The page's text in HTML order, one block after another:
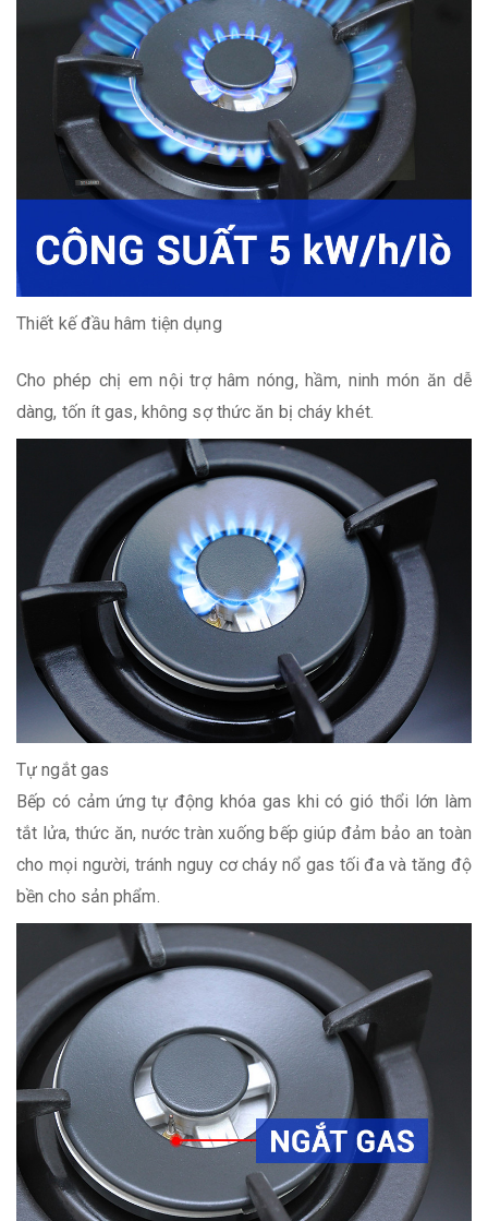
Thiết kế đầu hâm tiện dụng
Cho phép chị em nội trợ hâm nóng, hầm, ninh món ăn dễ
dàng, tốn ít gas, không sợ thức ăn bị cháy khét.
Tự ngắt gas
Bếp có cảm ứng tự động khóa gas khi có gió thổi lớn làm
tắt lửa, thức ăn, nước tràn xuống bếp giúp đảm bảo an toàn
cho mọi người, tránh nguy cơ cháy nổ gas tối đa và tăng độ
bền cho sản phẩm.